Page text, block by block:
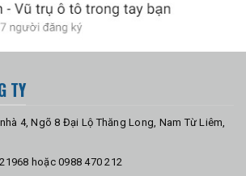
TY
4, Ngõ 8 Đại Lộ Thăng Long, Nam Từ Liêm,
hoặc 0988 470 212